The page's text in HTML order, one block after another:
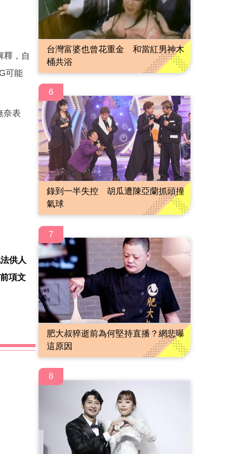
釋，自
可能
奈表
供人
項文
台灣富婆也曾花重金 和當紅男神木
桶共浴
6
錄到一半失控 胡瓜遭陳亞蘭抓頭撞
氣球
7
肥大叔猝逝前為何堅持直播？網悲曝
這原因
8